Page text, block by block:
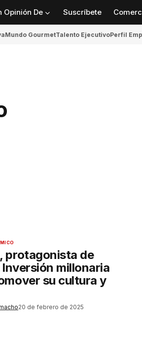
Opinión De Suscríbete
Mundo GourmetTalento EjecutivoPerfil
protagonista de
millonaria
su cultura y
20 de febrero de 2025